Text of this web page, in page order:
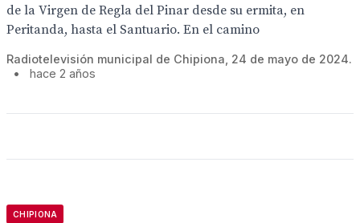
de la Virgen de Regla del Pinar desde su ermita, en
Peritanda, hasta el Santuario. En el camino
Radiotelevisión municipal de Chipiona, 24 de mayo de 2024.
•
hace 2 años
CHIPIONA